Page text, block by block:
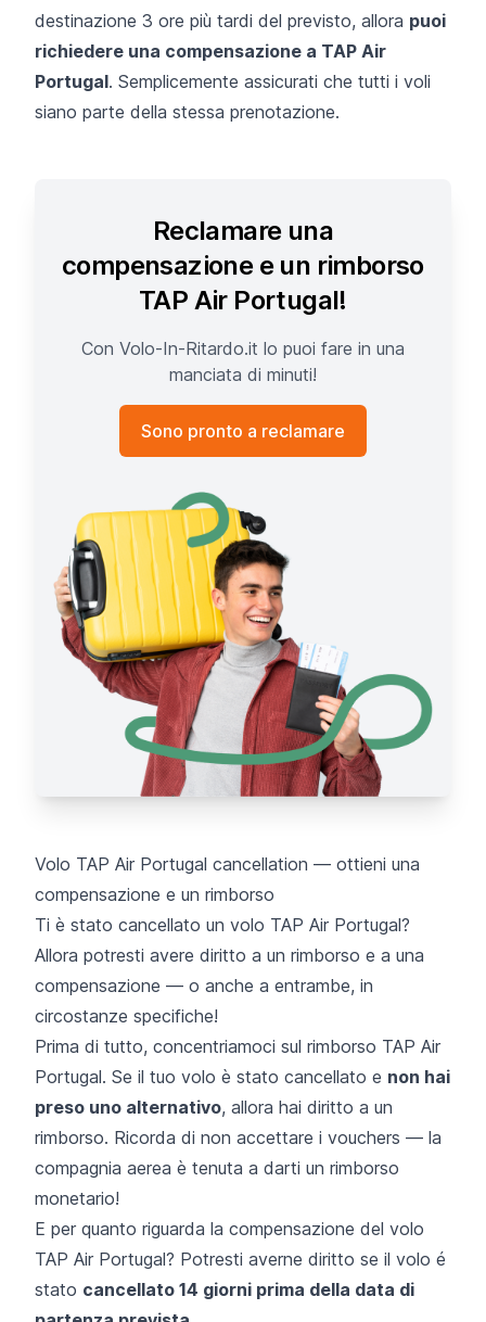
destinazione 3 ore più tardi del previsto, allora puoi
richiedere una compensazione a TAP Air
Portugal. Semplicemente assicurati che tutti i voli
siano parte della stessa prenotazione.
Reclamare una
compensazione e un rimborso
TAP Air Portugal!
Con Volo-In-Ritardo.it lo puoi fare in una
manciata di minuti!
Sono pronto a reclamare
Volo TAP Air Portugal cancellation — ottieni una
compensazione e un rimborso
Ti è stato cancellato un volo TAP Air Portugal?
Allora potresti avere diritto a un rimborso e a una
compensazione — o anche a entrambe, in
circostanze specifiche!
Prima di tutto, concentriamoci sul rimborso TAP Air
Portugal. Se il tuo volo è stato cancellato e non hai
preso uno alternativo, allora hai diritto a un
rimborso. Ricorda di non accettare i vouchers — la
compagnia aerea è tenuta a darti un rimborso
monetario!
E per quanto riguarda la compensazione del volo
TAP Air Portugal? Potresti averne diritto se il volo é
stato cancellato 14 giorni prima della data di